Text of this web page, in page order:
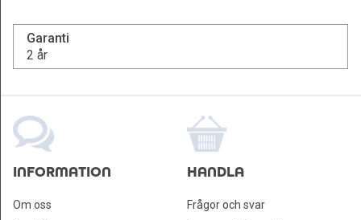
Garanti
2 år
INFORMATION
Om oss
HANDLA
Frågor och svar